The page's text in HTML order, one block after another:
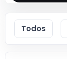
Todos